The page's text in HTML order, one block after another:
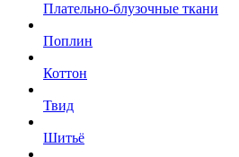
Плательно-блузочные ткани
Поплин
Коттон
Твид
Шитьё